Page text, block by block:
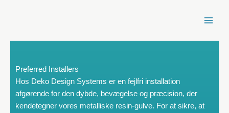
Preferred Installers
Hos Deko Design Systems er en fejlfri installation
afgørende for den dybde, bevægelse og præcision, der
kendetegner vores metalliske resin-gulve. For at sikre, at